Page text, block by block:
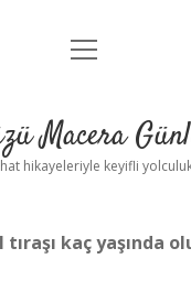
Anasayfa
Yasal Uyarı
menüyü
Macera
hikayeleriyle keyifli
kaç yaşında